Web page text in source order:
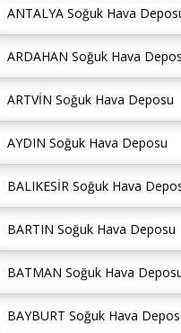
ANTALYA Soğuk Hava
ARDAHAN Soğuk Hava
ARTVİN Soğuk Hava Deposu
AYDIN Soğuk Hava Deposu
BALIKESİR Soğuk Hava
BARTIN Soğuk Hava Deposu
BATMAN Soğuk Hava
BAYBURT Soğuk Hava